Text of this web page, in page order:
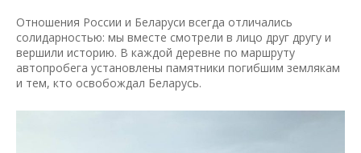
Отношения России и Беларуси всегда отличались
солидарностью: мы вместе смотрели в лицо друг другу и
вершили историю. В каждой деревне по маршруту
автопробега установлены памятники погибшим землякам
и тем, кто освобождал Беларусь.